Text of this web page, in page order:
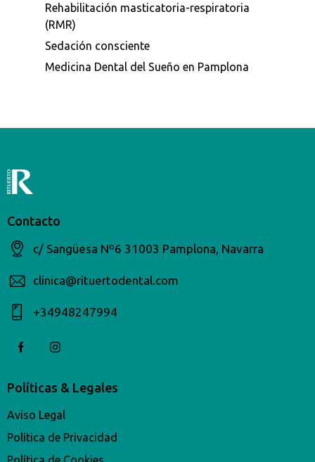
Rehabilitación masticatoria-respiratoria
(RMR)
Sedación consciente
Medicina Dental del Sueño en Pamplona
Contacto
c/ Sangüesa Nº6 31003 Pamplona, Navarra
clinica@rituertodental.com
+34948247994​
Políticas & Legales
Aviso Legal
Política de Privacidad